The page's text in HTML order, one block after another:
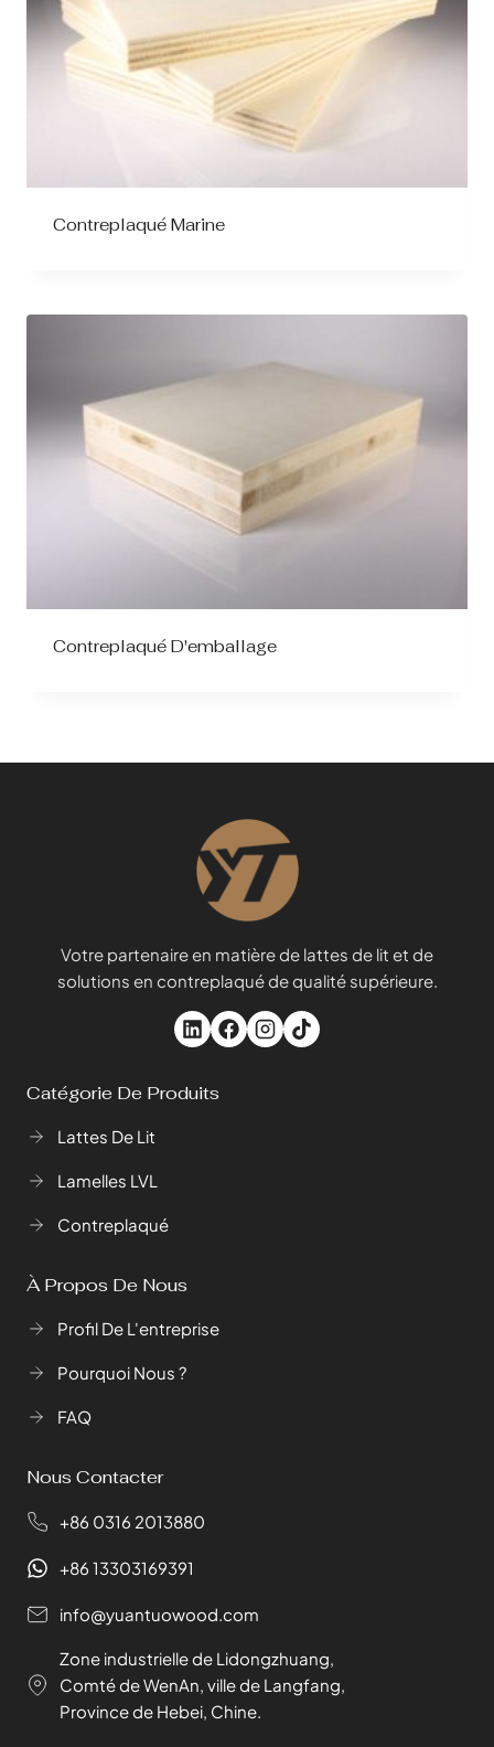
Contreplaqué Marine
Contreplaqué D'emballage
Votre partenaire en matière de lattes de lit et de
solutions en contreplaqué de qualité supérieure.
Catégorie De Produits
Lattes De Lit
Lamelles LVL
Contreplaqué
À Propos De Nous
Profil De L'entreprise
Pourquoi Nous ?
FAQ
Nous Contacter
+86 0316 2013880
+86 13303169391
info@yuantuowood.com
Zone industrielle de Lidongzhuang,
Comté de WenAn, ville de Langfang,
Province de Hebei, Chine.